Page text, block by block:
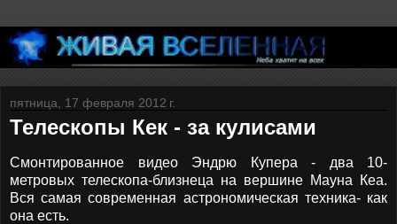
пятница, 17 февраля 2012 г.
Телескопы Кек - за кулисами
Смонтированное видео Эндрю Купера - два 10-
метровых телескопа-близнеца на вершине Мауна Кеа.
Вся самая современная астрономическая техника- как
она есть.